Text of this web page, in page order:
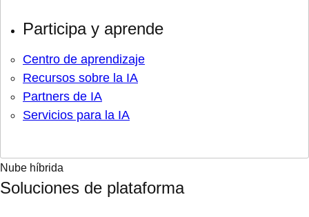
Participa y aprende
Centro de aprendizaje
Recursos sobre la IA
Partners de IA
Servicios para la IA
Nube híbrida
Soluciones de plataforma